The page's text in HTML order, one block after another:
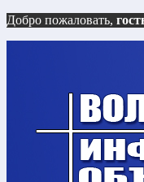
Добро пожаловать,